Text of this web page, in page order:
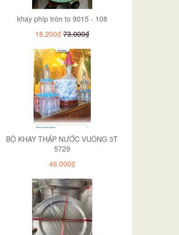
khay phíp tròn to 9015 - 108
18.200₫ 73.000₫
BỘ KHAY THÁP NƯỚC VUÔNG 3T
5729
46.000₫